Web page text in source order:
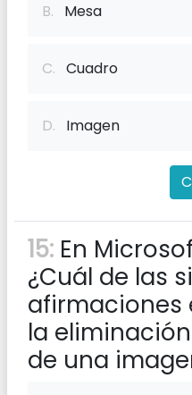
B. Mesa
C. Cuadro
D. Imagen
15: En
¿Cuál de las
afirmaciones
la
de una